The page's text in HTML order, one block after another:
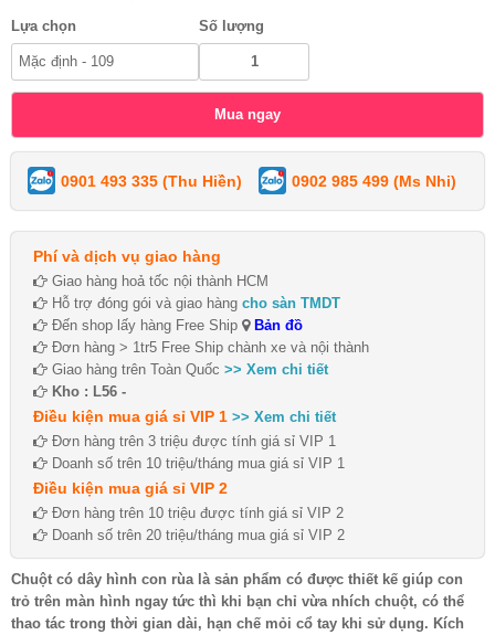
Lựa chọn Số lượng
0901 493 335 (Thu Hiền) 0902 985 499 (Ms Nhi)
Phí và dịch vụ giao hàng
Giao hàng hoả tốc nội thành HCM
Hỗ trợ đóng gói và giao hàng cho sàn TMDT
Đến shop lấy hàng Free Ship
Bản đồ
Đơn hàng > 1tr5 Free Ship chành xe và nội thành
Giao hàng trên Toàn Quốc >> Xem chi tiết
Kho : L56 -
Điều kiện mua giá sỉ VIP 1 >> Xem chi tiết
Đơn hàng trên 3 triệu được tính giá sỉ VIP 1
Doanh số trên 10 triệu/tháng mua giá sỉ VIP 1
Điều kiện mua giá sỉ VIP 2
Đơn hàng trên 10 triệu được tính giá sỉ VIP 2
Doanh số trên 20 triệu/tháng mua giá sỉ VIP 2
Chuột có dây hình con rùa là sản phẩm có được thiết kế giúp con
trỏ trên màn hình ngay tức thì khi bạn chỉ vừa nhích chuột, có thể
thao tác trong thời gian dài, hạn chế mỏi cổ tay khi sử dụng. Kích